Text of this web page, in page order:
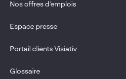
Nos offres d’emplois
Espace presse
Portail clients Visiativ
Glossaire